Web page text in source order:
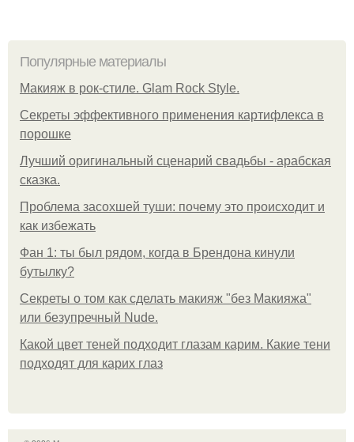
Популярные материалы
Макияж в рок-стиле. Glam Rock Style.
Секреты эффективного применения картифлекса в
порошке
Лучший оригинальный сценарий свадьбы - арабская
сказка.
Проблема засохшей туши: почему это происходит и
как избежать
Фан 1: ты был рядом, когда в Брендона кинули
бутылку?
Секреты о том как сделать макияж "без Макияжа"
или безупречный Nude.
Какой цвет теней подходит глазам карим. Какие тени
подходят для карих глаз